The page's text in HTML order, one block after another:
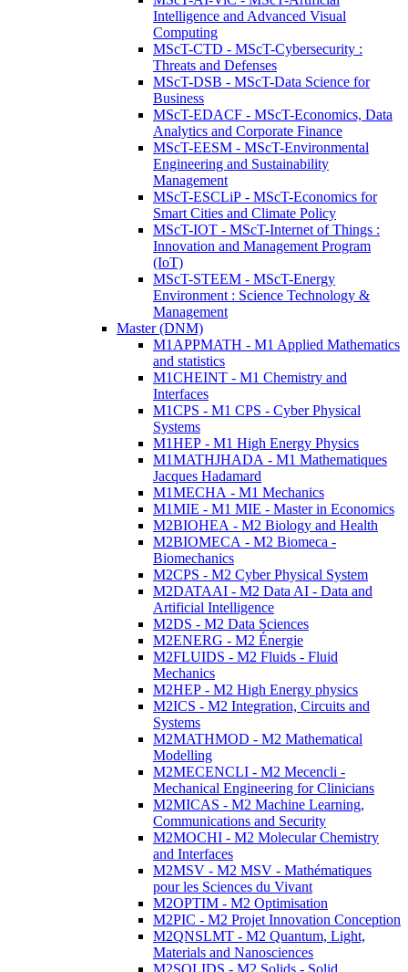
Intelligence and Advanced Visual
Computing
MScT-CTD - MScT-Cybersecurity :
Threats and Defenses
MScT-DSB - MScT-Data Science for
Business
MScT-EDACF - MScT-Economics, Data
Analytics and Corporate Finance
MScT-EESM - MScT-Environmental
Engineering and Sustainability
Management
MScT-ESCLiP - MScT-Economics for
Smart Cities and Climate Policy
MScT-IOT - MScT-Internet of Things :
Innovation and Management Program
(IoT)
MScT-STEEM - MScT-Energy
Environment : Science Technology &
Management
Master (DNM)
M1APPMATH - M1 Applied Mathematics
and statistics
M1CHEINT - M1 Chemistry and
Interfaces
M1CPS - M1 CPS - Cyber Physical
Systems
M1HEP - M1 High Energy Physics
M1MATHJHADA - M1 Mathematiques
Jacques Hadamard
M1MECHA - M1 Mechanics
M1MIE - M1 MIE - Master in Economics
M2BIOHEA - M2 Biology and Health
M2BIOMECA - M2 Biomeca -
Biomechanics
M2CPS - M2 Cyber Physical System
M2DATAAI - M2 Data AI - Data and
Artificial Intelligence
M2DS - M2 Data Sciences
M2ENERG - M2 Énergie
M2FLUIDS - M2 Fluids - Fluid
Mechanics
M2HEP - M2 High Energy physics
M2ICS - M2 Integration, Circuits and
Systems
M2MATHMOD - M2 Mathematical
Modelling
M2MECENCLI - M2 Mecencli -
Mechanical Engineering for Clinicians
M2MICAS - M2 Machine Learning,
Communications and Security
M2MOCHI - M2 Molecular Chemistry
and Interfaces
M2MSV - M2 MSV - Mathématiques
pour les Sciences du Vivant
M2OPTIM - M2 Optimisation
M2PIC - M2 Projet Innovation Conception
M2QNSLMT - M2 Quantum, Light,
Materials and Nanosciences
M2SOLIDS - M2 Solids - Solid